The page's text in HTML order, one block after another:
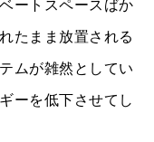
ートスペースばか
たまま放置される
ムが雑然としてい
ーを低下させてし